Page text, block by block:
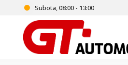
Subota, 08:00 - 13:00